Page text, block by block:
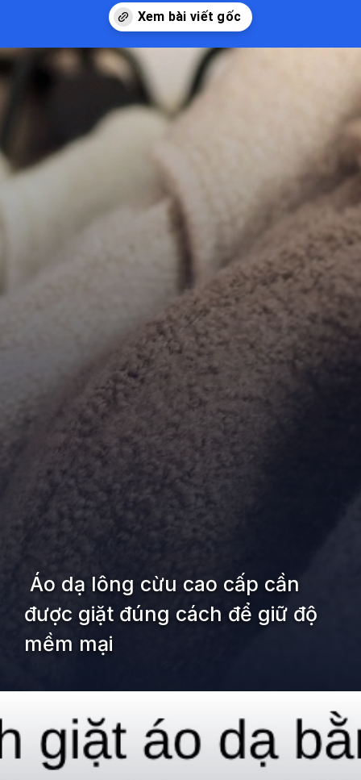
Đang mở
Áo dạ lông cừu cao cấp cần
được giặt đúng cách để giữ độ
mềm mại